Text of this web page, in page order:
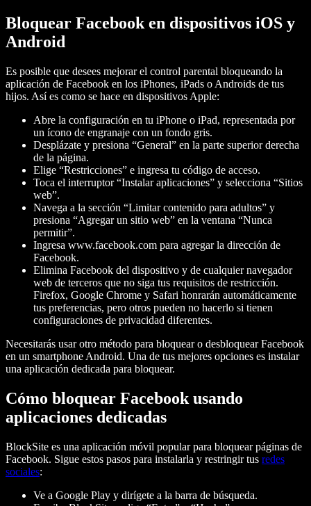
Bloquear Facebook en dispositivos iOS y
Android
Es posible que desees mejorar el control parental bloqueando la
aplicación de Facebook en los iPhones, iPads o Androids de tus
hijos. Así es como se hace en dispositivos Apple:
Abre la configuración en tu iPhone o iPad, representada por
un ícono de engranaje con un fondo gris.
Desplázate y presiona “General” en la parte superior derecha
de la página.
Elige “Restricciones” e ingresa tu código de acceso.
Toca el interruptor “Instalar aplicaciones” y selecciona “Sitios
web”.
Navega a la sección “Limitar contenido para adultos” y
presiona “Agregar un sitio web” en la ventana “Nunca
permitir”.
Ingresa www.facebook.com para agregar la dirección de
Facebook.
Elimina Facebook del dispositivo y de cualquier navegador
web de terceros que no siga tus requisitos de restricción.
Firefox, Google Chrome y Safari honrarán automáticamente
tus preferencias, pero otros pueden no hacerlo si tienen
configuraciones de privacidad diferentes.
Necesitarás usar otro método para bloquear o desbloquear Facebook
en un smartphone Android. Una de tus mejores opciones es instalar
una aplicación dedicada para bloquear.
Cómo bloquear Facebook usando
aplicaciones dedicadas
BlockSite es una aplicación móvil popular para bloquear páginas de
Facebook. Sigue estos pasos para instalarla y restringir tus redes
sociales:
Ve a Google Play y dirígete a la barra de búsqueda.